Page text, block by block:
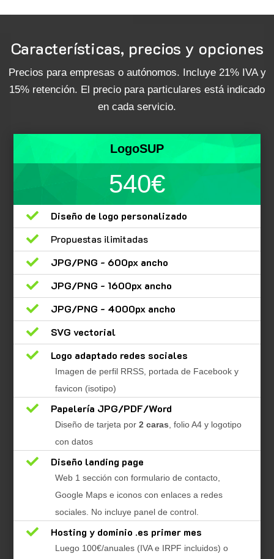
Características, precios y opciones
Precios para empresas o autónomos. Incluye 21% IVA y
15% retención. El precio para particulares está indicado
en cada servicio.
LogoSUP
540€

Diseño de logo personalizado

Propuestas ilimitadas

JPG/PNG - 600px ancho

JPG/PNG - 1600px ancho

JPG/PNG - 4000px ancho

SVG vectorial

Logo adaptado redes sociales
Imagen de perfil RRSS, portada de Facebook y
favicon (isotipo)
 Papelería JPG/PDF/Word
Diseño de tarjeta por 2 caras , folio A4 y logotipo
con datos
 Diseño landing page
Web 1 sección con formulario de contacto,
Google Maps e iconos con enlaces a redes
sociales. No incluye panel de control.
 Hosting y dominio .es primer mes
Luego 100€/anuales (IVA e IRPF incluidos) o